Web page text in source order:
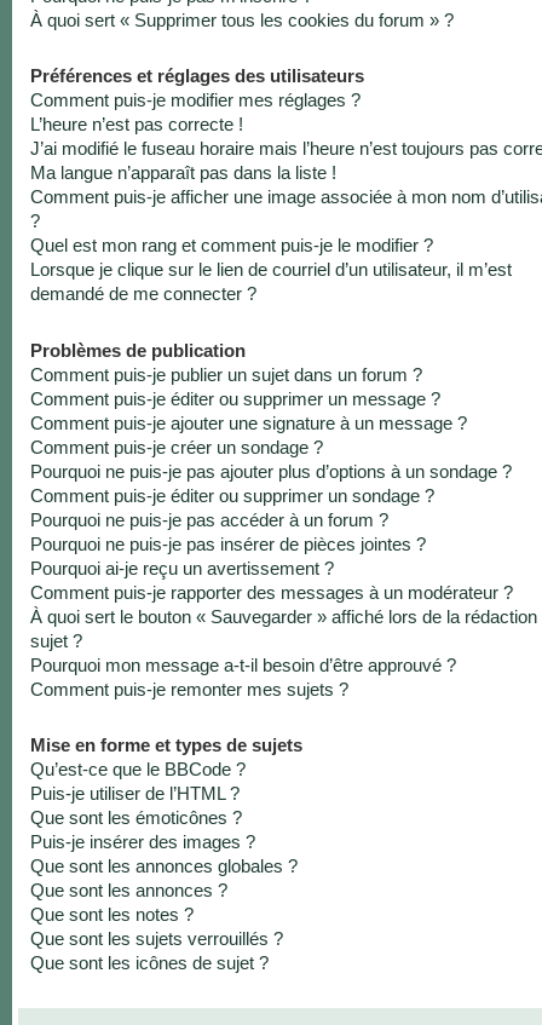
À quoi sert « Supprimer tous les cookies du forum » ?
Préférences et réglages des utilisateurs
Comment puis-je modifier mes réglages ?
L’heure n’est pas correcte !
J’ai modifié le fuseau horaire mais l’heure n’est toujours pas
Ma langue n’apparaît pas dans la liste !
Comment puis-je afficher une image associée à mon nom
?
Quel est mon rang et comment puis-je le modifier ?
Lorsque je clique sur le lien de courriel d’un utilisateur, il m’est
demandé de me connecter ?
Problèmes de publication
Comment puis-je publier un sujet dans un forum ?
Comment puis-je éditer ou supprimer un message ?
Comment puis-je ajouter une signature à un message ?
Comment puis-je créer un sondage ?
Pourquoi ne puis-je pas ajouter plus d’options à un sondage ?
Comment puis-je éditer ou supprimer un sondage ?
Pourquoi ne puis-je pas accéder à un forum ?
Pourquoi ne puis-je pas insérer de pièces jointes ?
Pourquoi ai-je reçu un avertissement ?
Comment puis-je rapporter des messages à un modérateur ?
À quoi sert le bouton « Sauvegarder » affiché lors de la rédaction
sujet ?
Pourquoi mon message a-t-il besoin d’être approuvé ?
Comment puis-je remonter mes sujets ?
Mise en forme et types de sujets
Qu’est-ce que le BBCode ?
Puis-je utiliser de l’HTML ?
Que sont les émoticônes ?
Puis-je insérer des images ?
Que sont les annonces globales ?
Que sont les annonces ?
Que sont les notes ?
Que sont les sujets verrouillés ?
Que sont les icônes de sujet ?